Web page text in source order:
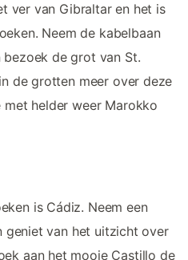
ver van Gibraltar en het is
Neem de kabelbaan
de grot van St.
de grotten meer over deze
helder weer Marokko
is Cádiz. Neem een
geniet van het uitzicht over
aan het mooie Castillo de